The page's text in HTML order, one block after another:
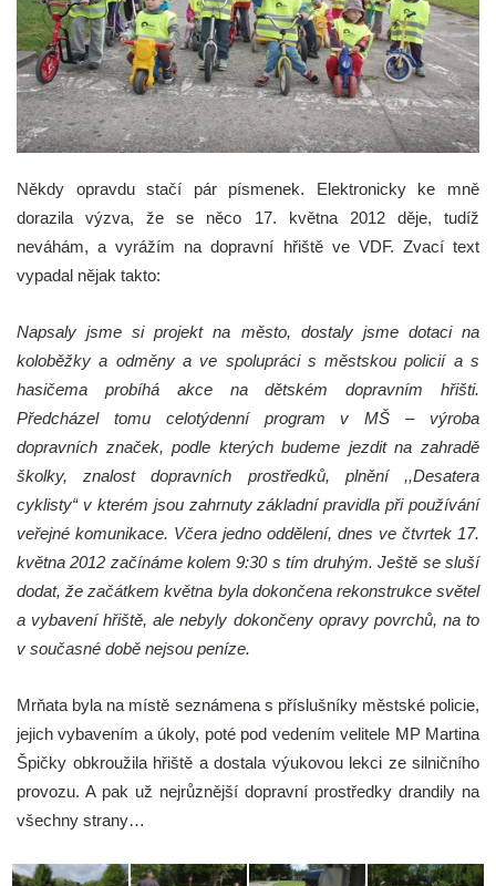
Někdy opravdu stačí pár písmenek. Elektronicky ke mně
dorazila výzva, že se něco 17. května 2012 děje, tudíž
neváhám, a vyrážím na dopravní hřiště ve VDF. Zvací text
vypadal nějak takto:
Napsaly jsme si projekt na město, dostaly jsme dotaci na
koloběžky a odměny a ve spolupráci s městskou policií a s
hasičema probíhá akce na dětském dopravním hřišti.
Předcházel tomu celotýdenní program v MŠ – výroba
dopravních značek, podle kterých budeme jezdit na zahradě
školky, znalost dopravních prostředků, plnění ,,Desatera
cyklisty“ v kterém jsou zahrnuty základní pravidla při používání
veřejné komunikace. Včera jedno oddělení, dnes ve čtvrtek 17.
května 2012 začínáme kolem 9:30 s tím druhým. Ještě se sluší
dodat, že začátkem května byla dokončena rekonstrukce světel
a vybavení hřiště, ale nebyly dokončeny opravy povrchů, na to
v současné době nejsou peníze.
Mrňata byla na místě seznámena s příslušníky městské policie,
jejich vybavením a úkoly, poté pod vedením velitele MP Martina
Špičky obkroužila hřiště a dostala výukovou lekci ze silničního
provozu. A pak už nejrůznější dopravní prostředky drandily na
všechny strany…